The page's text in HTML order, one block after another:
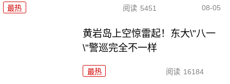
最热 阅读 5451 08-05
黄岩岛上空惊雷起！东大\"八一
\"警巡完全不一样
最热 阅读 16184